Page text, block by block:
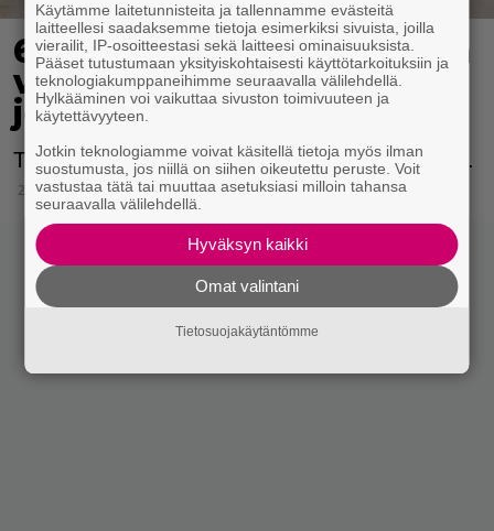
6 trendikkäintä asustetta
vuodelle 2024 – löytyykö
jokin jo sinun kaapistasi?
Tänä vuonna pukeutumisessa saa näkyä väriä.
24.3.2024 18:15
Käytämme laitetunnisteita ja tallennamme evästeitä
laitteellesi saadaksemme tietoja esimerkiksi sivuista, joilla
vierailit, IP-osoitteestasi sekä laitteesi ominaisuuksista.
Pääset tutustumaan yksityiskohtaisesti käyttötarkoituksiin ja
teknologiakumppaneihimme seuraavalla välilehdellä.
Hylkääminen voi vaikuttaa sivuston toimivuuteen ja
käytettävyyteen.
Jotkin teknologiamme voivat käsitellä tietoja myös ilman
suostumusta, jos niillä on siihen oikeutettu peruste. Voit
vastustaa tätä tai muuttaa asetuksiasi milloin tahansa
seuraavalla välilehdellä.
Hyväksyn kaikki
Omat valintani
Tietosuojakäytäntömme